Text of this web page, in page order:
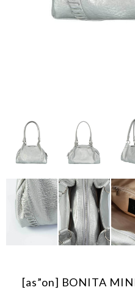
[as”on] BONITA